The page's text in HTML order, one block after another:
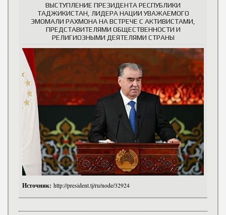
ВЫСТУПЛЕНИЕ ПРЕЗИДЕНТА РЕСПУБЛИКИ
ТАДЖИКИСТАН, ЛИДЕРА НАЦИИ УВАЖАЕМОГО
ЭМОМАЛИ РАХМОНА НА ВСТРЕЧЕ С АКТИВИСТАМИ,
ПРЕДСТАВИТЕЛЯМИ ОБЩЕСТВЕННОСТИ И
РЕЛИГИОЗНЫМИ ДЕЯТЕЛЯМИ СТРАНЫ
Источник: http://president.tj/ru/node/32924